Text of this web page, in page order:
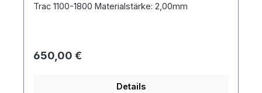
Trac 1100-1800 Materialstärke: 2,00mm
Regulärer Preis:
650,00 €
Details